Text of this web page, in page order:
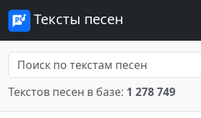
Тексты песен
Текстов песен в базе: 1 278 749